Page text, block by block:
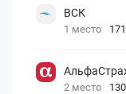
ВСК
1 место
2 место